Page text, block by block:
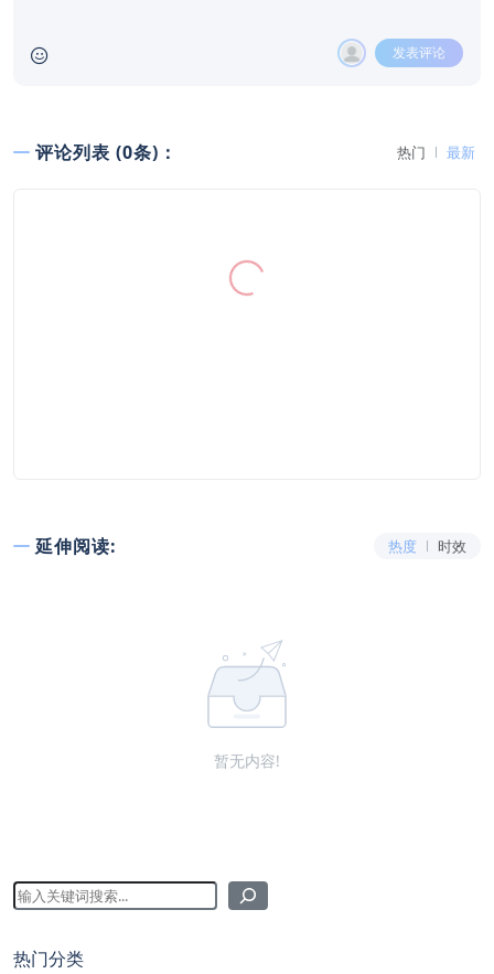
发表评论
评论列表 (0条)： 热门 最新
延伸阅读: 热度 时效
暂无内容!
热门分类